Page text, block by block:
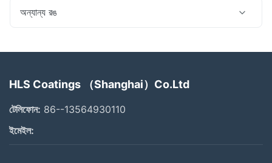
অন্যান্য রঙ
HLS Coatings （Shanghai）Co.Ltd
টেলিফোন: 86--13564930110
ইমেইল: